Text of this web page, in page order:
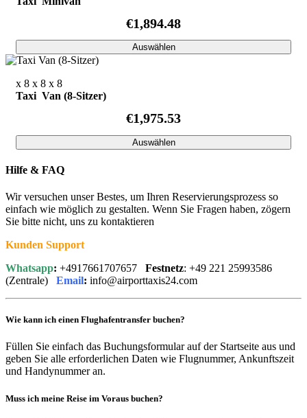
€1,894.48
Auswählen
x 8 x 8 x 8
Taxi Van (8-Sitzer)
€1,975.53
Auswählen
Hilfe & FAQ
Wir versuchen unser Bestes, um Ihren Reservierungsprozess so
einfach wie möglich zu gestalten. Wenn Sie Fragen haben, zögern
Sie bitte nicht, uns zu kontaktieren
Kunden Support
Whatsapp: +4917661707657 Festnetz: +49 221 25993586
(Zentrale) Email: info@airporttaxis24.com
Wie kann ich einen Flughafentransfer buchen?
Füllen Sie einfach das Buchungsformular auf der Startseite aus und
geben Sie alle erforderlichen Daten wie Flugnummer, Ankunftszeit
und Handynummer an.
Muss ich meine Reise im Voraus buchen?